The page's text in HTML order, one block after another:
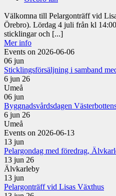
Välkomna till Pelargonträff vid
Örebro). Lördag 4 juli från kl
sticklingar och [...]
Mer info
Events on 2026-06-06
06 jun
Sticklingsförsäljning i samband
6 jun 26
Umeå
06 jun
Byggnadsvårdsdagen
6 jun 26
Umeå
Events on 2026-06-13
13 jun
Pelargondag med föredrag,
13 jun 26
Älvkarleby
13 jun
Pelargonträff vid Lisas Växthus